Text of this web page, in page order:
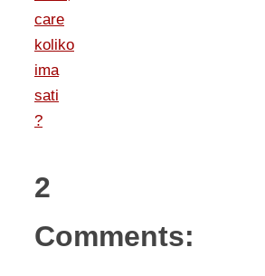
care
koliko
ima
sati
?
2
Comments: